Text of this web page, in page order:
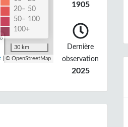
20– 50
50– 100
100+
30 km
| © OpenStreetMap
1905
Dernière
observation
2025